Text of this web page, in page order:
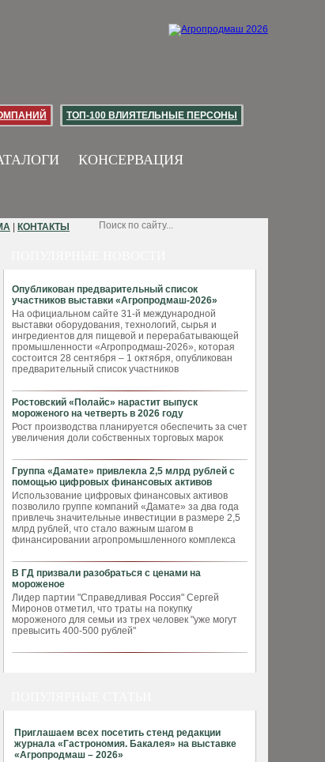
ТОП-100 ВЛИЯТЕЛЬНЫЕ ПЕРСОНЫ
КОНСЕРВАЦИЯ
Опубликован предварительный список
участников выставки «Агропродмаш-2026»
На официальном сайте 31-й международной
выставки оборудования, технологий, сырья и
ингредиентов для пищевой и перерабатывающей
промышленности «Агропродмаш-2026», которая
состоится 28 сентября – 1 октября, опубликован
предварительный список участников
Ростовский «Полайс» нарастит выпуск
мороженого на четверть в 2026 году
Рост производства планируется обеспечить за счет
увеличения доли собственных торговых марок
Группа «Дамате» привлекла 2,5 млрд рублей с
помощью цифровых финансовых активов
Использование цифровых финансовых активов
позволило группе компаний «Дамате» за два года
привлечь значительные инвестиции в размере 2,5
млрд рублей, что стало важным шагом в
финансировании агропромышленного комплекса
В ГД призвали разобраться с ценами на
мороженое
Лидер партии "Справедливая Россия" Сергей
Миронов отметил, что траты на покупку
мороженого для семьи из трех человек "уже могут
превысить 400-500 рублей"
Приглашаем всех посетить стенд редакции
журнала «Гастрономия. Бакалея» на выставке
«Агропродмаш – 2026»
КОНТАКТЫ